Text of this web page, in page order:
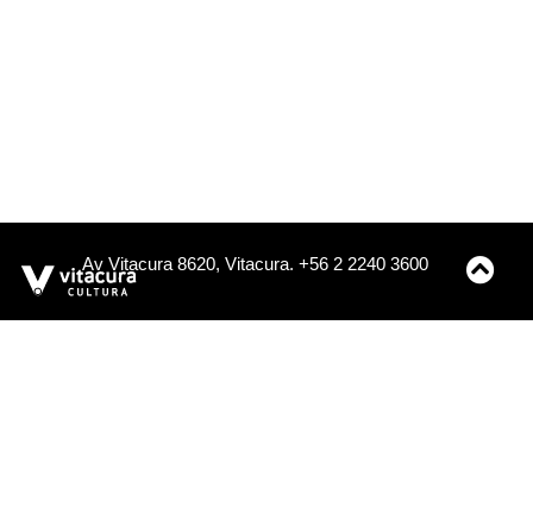
Av Vitacura 8620, Vitacura. +56 2 2240 3600